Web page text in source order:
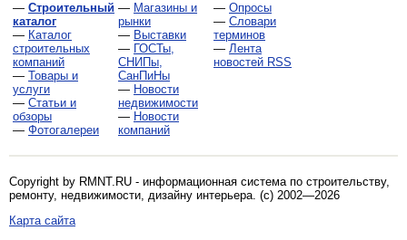
— Строительный
каталог
— Каталог
строительных
компаний
— Товары и
услуги
— Статьи и
обзоры
— Фотогалереи
— Магазины и
рынки
— Выставки
— ГОСТы,
СНИПы,
СанПиНы
— Новости
недвижимости
— Новости
компаний
— Опросы
— Словари
терминов
— Лента
новостей RSS
Copyright by RMNT.RU - информационная система по строительству,
ремонту, недвижимости, дизайну интерьера. (c) 2002—2026
Карта сайта